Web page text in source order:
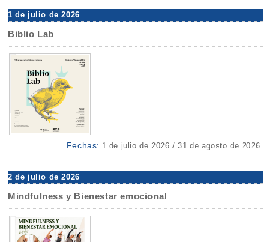
1 de julio de 2026
Biblio Lab
Fechas: 1 de julio de 2026 / 31 de agosto de 2026
2 de julio de 2026
Mindfulness y Bienestar emocional